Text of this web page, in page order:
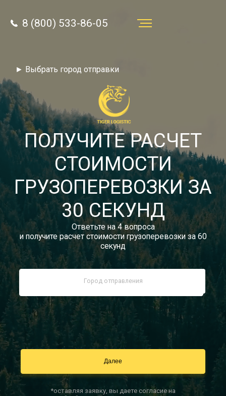
8 (800) 533-86-05
Звонок по России бесплатный
autotransport24@yandex.ru
Заказать звонок
Тарифы
Отзывы
Статьи
Новости
Документы
Контакты
► Выбрать город отправки
8 (800) 533-86-05
ПОЛУЧИТЕ РАСЧЕТ
СТОИМОСТИ
ГРУЗОПЕРЕВОЗКИ ЗА
30 СЕКУНД
Ответьте на 4 вопроса
и получите расчет стоимости грузоперевозки за 60
секунд
*оставляя заявку, вы даете согласие на